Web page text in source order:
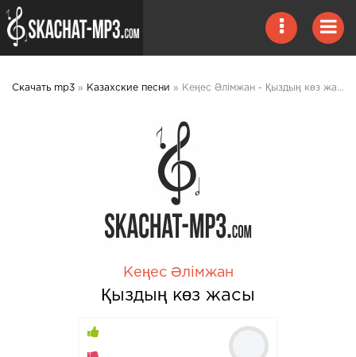
Скачать mp3 » Казахские песни » Кеңес Әлімжан - Қыздың көз жасы 2020 mp3 скачать
Кеңес Әлімжан
Қыздың көз жасы